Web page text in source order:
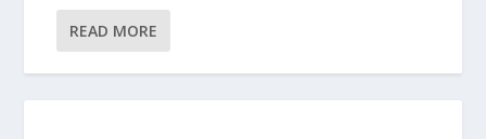
READ MORE